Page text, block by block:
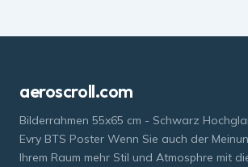
aeroscroll.com
Bilderrahmen 55x65 cm - Schwarz
Evry BTS Poster Wenn Sie auch der
Ihrem Raum mehr Stil und Atmosphre mit